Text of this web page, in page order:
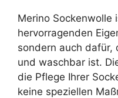
Merino Sockenwolle
hervorragenden
sondern auch dafür,
und waschbar ist.
die Pflege Ihrer
keine speziellen